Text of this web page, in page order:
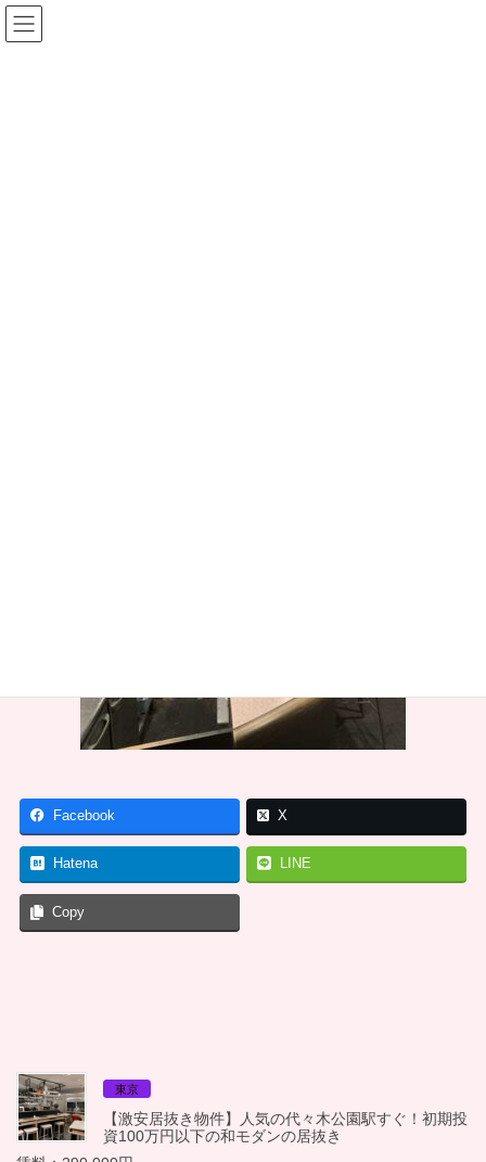
コ
ン
ナ
ビ
Facebook X
Hatena LINE
Copy
東京
【激安居抜き物件】人気の代々木公園駅すぐ！初期投
資100万円以下の和モダンの居抜き